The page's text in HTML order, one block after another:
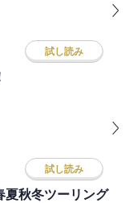
試し読み
試し読み
夏秋冬ツーリング